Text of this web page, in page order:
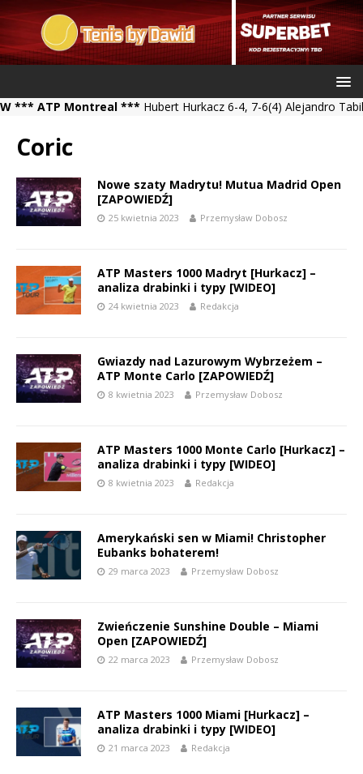
ATP Montreal ***Hubert Hurkacz 6-4, 7-6(4) Alejandro Tabilo
Coric
Nowe szaty Madrytu! Mutua Madrid Open
[ZAPOWIEDŹ]
25 kwietnia 2023 Przemysław Dobosz
ATP Masters 1000 Madryt [Hurkacz] –
analiza drabinki i typy [WIDEO]
24 kwietnia 2023 Redakcja
Gwiazdy nad Lazurowym Wybrzeżem –
ATP Monte Carlo [ZAPOWIEDŹ]
8 kwietnia 2023 Przemysław Dobosz
ATP Masters 1000 Monte Carlo [Hurkacz] –
analiza drabinki i typy [WIDEO]
8 kwietnia 2023 Redakcja
Amerykański sen w Miami! Christopher
Eubanks bohaterem!
29 marca 2023 Przemysław Dobosz
Zwieńczenie Sunshine Double – Miami
Open [ZAPOWIEDŹ]
22 marca 2023 Przemysław Dobosz
ATP Masters 1000 Miami [Hurkacz] –
analiza drabinki i typy [WIDEO]
21 marca 2023 Redakcja